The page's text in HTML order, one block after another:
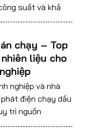
suất và khả
chạy – Top
liệu cho
nghiệp và nhà
điện chạy dầu
trì nguồn